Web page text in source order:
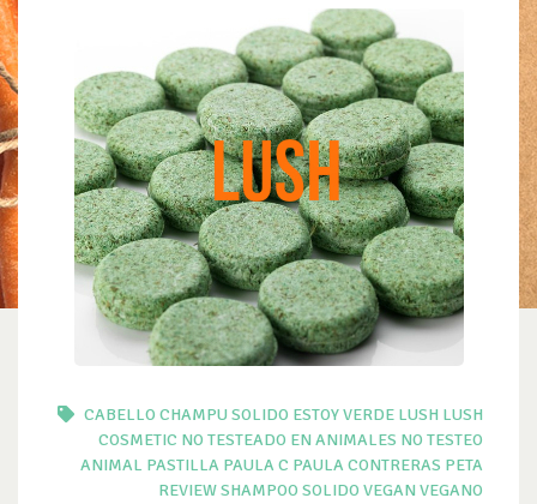
CABELLO CHAMPU SOLIDO ESTOY VERDE LUSH LUSH
COSMETIC NO TESTEADO EN ANIMALES NO TESTEO
ANIMAL PASTILLA PAULA C PAULA CONTRERAS PETA
REVIEWSHAMPOO SOLIDO VEGAN VEGANO